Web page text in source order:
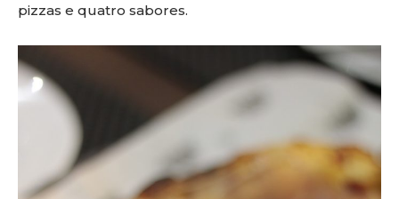
pizzas e quatro sabores.